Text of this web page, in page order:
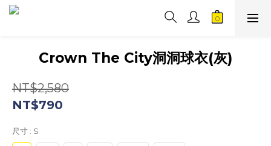
Crown The City洞洞球衣(灰)
NT$2,580
NT$790
尺寸 : S